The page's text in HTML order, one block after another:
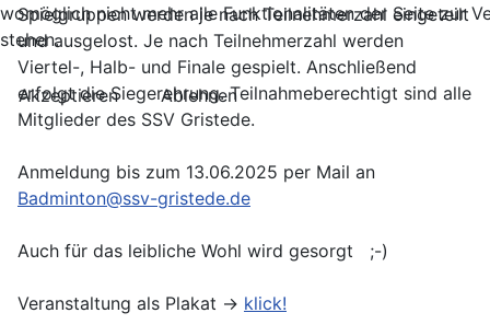
Spielgruppen werden je nach Teilnehmerzahl eingeteilt
und ausgelost. Je nach Teilnehmerzahl werden
Viertel-, Halb- und Finale gespielt. Anschließend
erfolgt die Siegerehrung. Teilnahmeberechtigt sind alle
Mitglieder des SSV Gristede.
Anmeldung bis zum 13.06.2025 per Mail an
Badminton@ssv-gristede.de
Auch für das leibliche Wohl wird gesorgt ;-)
Veranstaltung als Plakat -> klick!
womöglich nicht mehr alle Funktionalitäten der Seite zur
stehen.
Akzeptieren Ablehnen